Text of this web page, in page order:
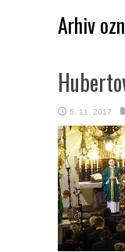
Arhiv
5. 11. 2017